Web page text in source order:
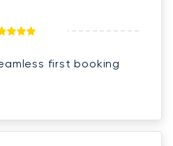
first booking